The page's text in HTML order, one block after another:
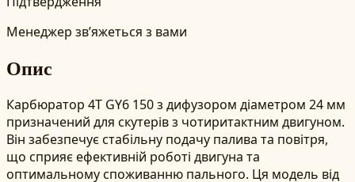
Менеджер зв’яжеться з вами
Опис
Карбюратор 4T GY6 150 з дифузором діаметром 24 мм
призначений для скутерів з чотиритактним двигуном.
Він забезпечує стабільну подачу палива та повітря,
що сприяє ефективній роботі двигуна та
оптимальному споживанню пального. Ця модель від